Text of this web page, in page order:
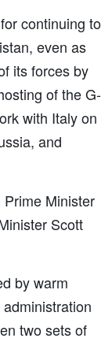
continuing to
even as
its forces by
of the G-
with Italy on
and
Minister
Scott
by warm
two sets of